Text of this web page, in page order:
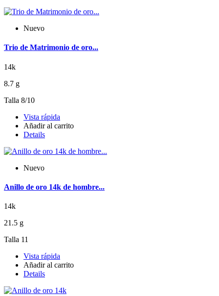
Nuevo
Trio de Matrimonio de oro...
14k
8.7 g
Talla 8/10
Vista rápida
Añadir al carrito
Details
Nuevo
Anillo de oro 14k de hombre...
14k
21.5 g
Talla 11
Vista rápida
Añadir al carrito
Details